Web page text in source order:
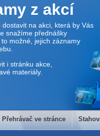
z akcí
na akci, která by Vás
snažíme přednášky
možné, jejich záznamy
i stránku akce,
materiály.
stránce
Přehrávač ve stránce